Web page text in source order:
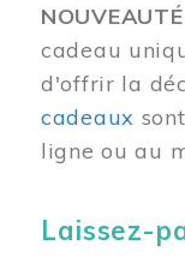
NOUVEAUTÉ
cadeau
d'offrir la
cadeaux
ligne ou au
Laissez-